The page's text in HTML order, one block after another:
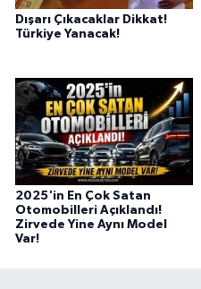
Dışarı Çıkacaklar Dikkat!
Türkiye Yanacak!
2025'in En Çok Satan
Otomobilleri Açıklandı!
Zirvede Yine Aynı Model
Var!